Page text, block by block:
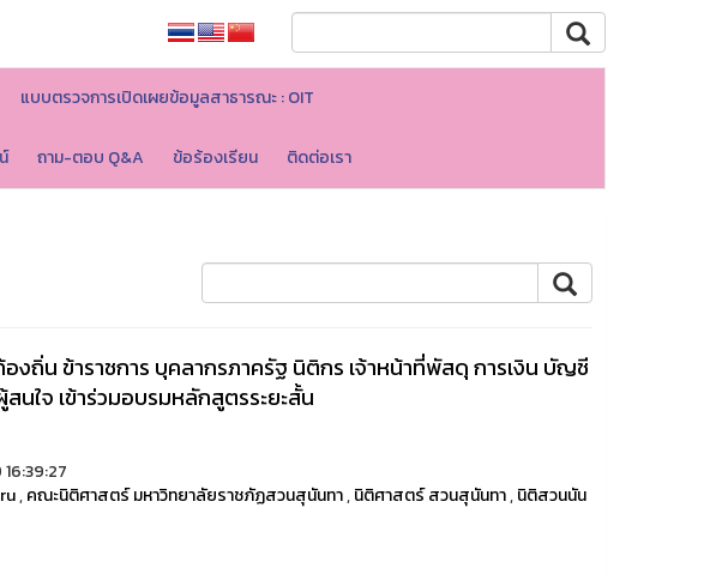
แบบตรวจการเปิดเผยข้อมูลสาธารณะ : OIT
ถาม-ตอบ Q&A ข้อร้องเรียน ติดต่อเรา
งถิ่น ข้าราชการ บุคลากรภาครัฐ นิติกร เจ้าหน้าที่พัสดุ การเงิน บัญชี
นใจ เข้าร่วมอบรมหลักสูตรระยะสั้น
,คณะนิติศาสตร์ มหาวิทยาลัยราชภัฏสวนสุนันทา,นิติศาสตร์ สวนสุนันทา,นิติสวนนัน